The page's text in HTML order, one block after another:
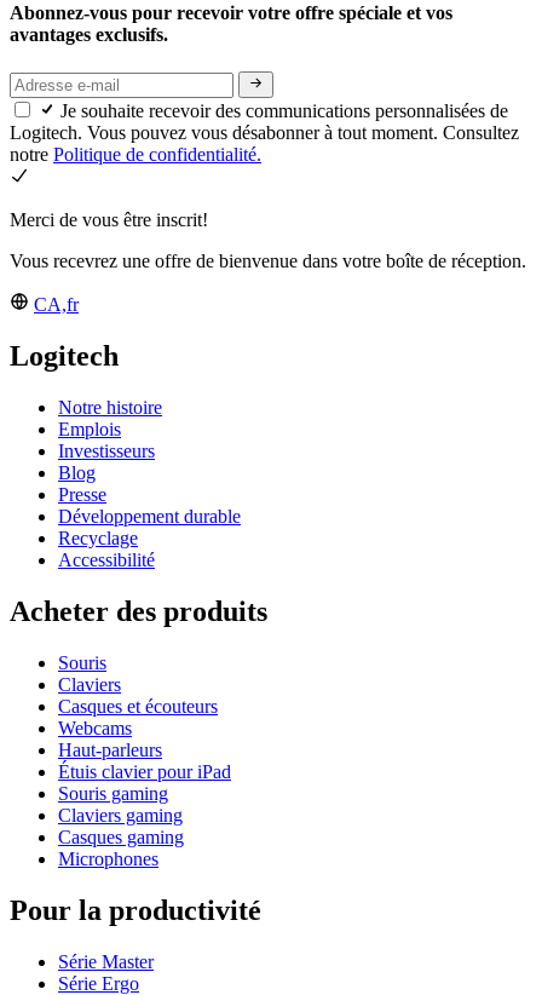
Abonnez-vous pour recevoir votre offre spéciale et vos
avantages exclusifs.
Je souhaite recevoir des communications personnalisées de
Logitech. Vous pouvez vous désabonner à tout moment. Consultez
notre Politique de confidentialité.
Merci de vous être inscrit!
Vous recevrez une offre de bienvenue dans votre boîte de réception.
CA,fr
Logitech
Notre histoire
Emplois
Investisseurs
Blog
Presse
Développement durable
Recyclage
Accessibilité
Acheter des produits
Souris
Claviers
Casques et écouteurs
Webcams
Haut-parleurs
Étuis clavier pour iPad
Souris gaming
Claviers gaming
Casques gaming
Microphones
Pour la productivité
Série Master
Série Ergo